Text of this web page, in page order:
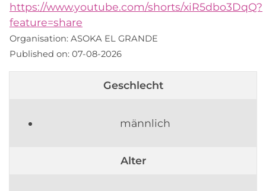
https://www.youtube.com/shorts/xiR5dbo3DqQ?
feature=share
Organisation: ASOKA EL GRANDE
Published on: 07-08-2026
Geschlecht
männlich
Alter